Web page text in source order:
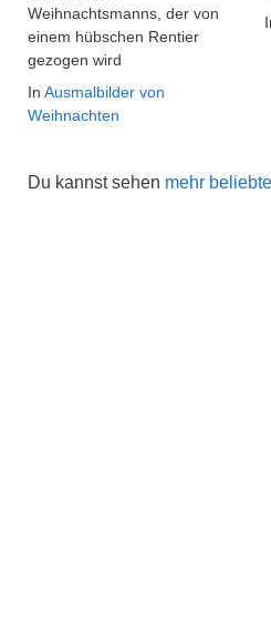
Weihnachtsmanns, der von
einem hübschen Rentier
gezogen wird
In Ausmalbilder von
Weihnachten
Du kannst sehen mehr